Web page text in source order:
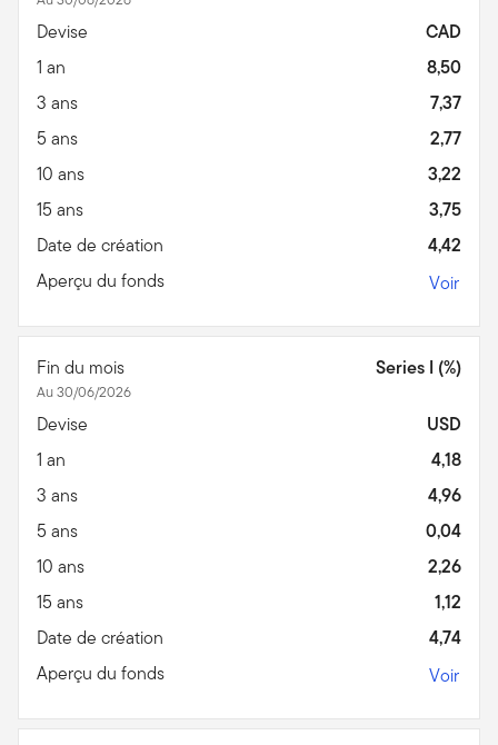
Devise
CAD
1 an
8,50
3 ans
7,37
5 ans
2,77
10 ans
3,22
15 ans
3,75
Date de création
4,42
Aperçu du fonds
Voir
Fin du mois
Au 30/06/2026
Series I (%)
Devise
USD
1 an
4,18
3 ans
4,96
5 ans
0,04
10 ans
2,26
15 ans
1,12
Date de création
4,74
Aperçu du fonds
Voir